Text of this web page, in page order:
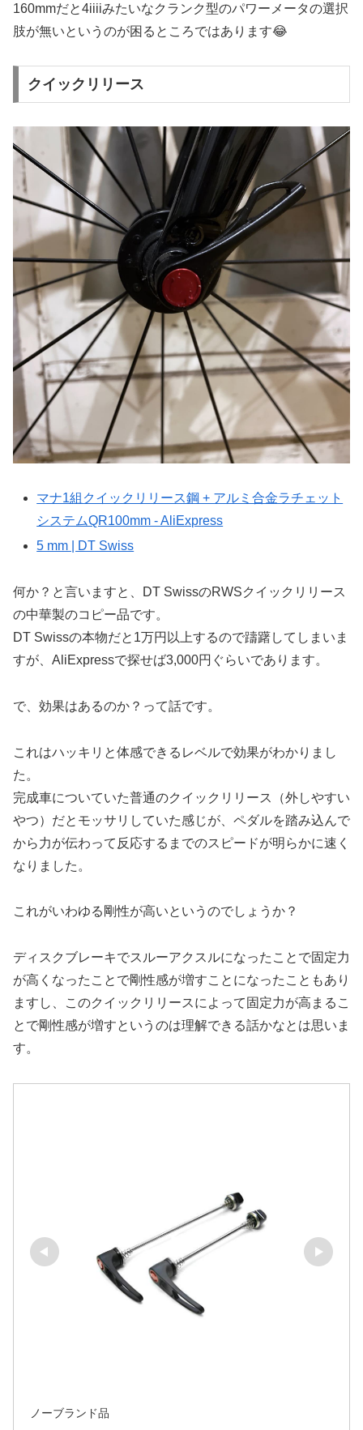
160mmだと4iiiiみたいなクランク型のパワーメータの選択
肢が無いというのが困るところではあります😂
クイックリリース
マナ1組クイックリリース鋼 + アルミ合金ラチェット
システムQR100mm - AliExpress
5 mm | DT Swiss
何か？と言いますと、DT SwissのRWSクイックリリース
の中華製のコピー品です。
DT Swissの本物だと1万円以上するので躊躇してしまいま
すが、AliExpressで探せば3,000円ぐらいであります。
で、効果はあるのか？って話です。
これはハッキリと体感できるレベルで効果がわかりまし
た。
完成車についていた普通のクイックリリース（外しやすい
やつ）だとモッサリしていた感じが、ペダルを踏み込んで
から力が伝わって反応するまでのスピードが明らかに速く
なりました。
これがいわゆる剛性が高いというのでしょうか？
ディスクブレーキでスルーアクスルになったことで固定力
が高くなったことで剛性感が増すことになったこともあり
ますし、このクイックリリースによって固定力が高まるこ
とで剛性感が増すというのは理解できる話かなとは思いま
す。
ノーブランド品